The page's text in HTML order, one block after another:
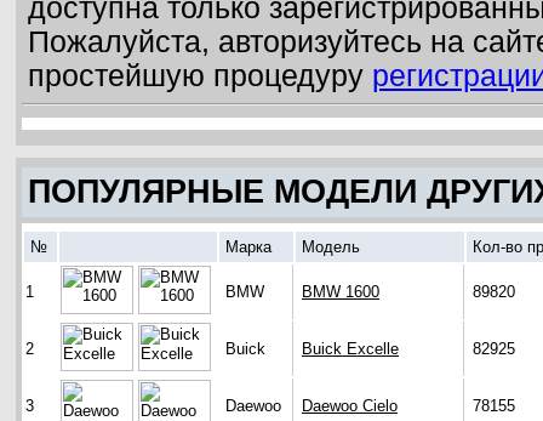
доступна только
Пожалуйста, авторизуйтесь на
простейшую процедуру
ПОПУЛЯРНЫЕ МОДЕЛИ
№ Марка Модель Кол-во
1 BMW BMW 1600 89820
2 Buick Buick Excelle 82925
3 Daewoo Daewoo Cielo 78155